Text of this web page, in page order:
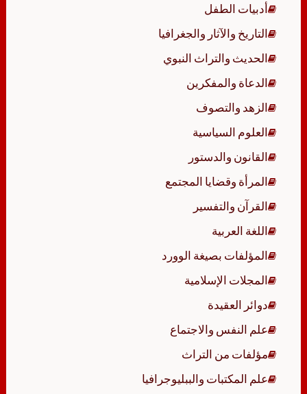
أدبيات الطفل
التاريخ والآثار والجغرافيا
الحديث والتراث النبوي
الدعاة والمفكرين
الزهد والتصوف
العلوم السياسية
القانون والدستور
المرأة وقضايا المجتمع
القرآن والتفسير
اللغة العربية
المؤلفات بصيغة الوورد
المجلات الإسلامية
دوائر العقيدة
علم النفس والاجتماع
مؤلفات من التراث
علم المكتبات والببليوجرافيا